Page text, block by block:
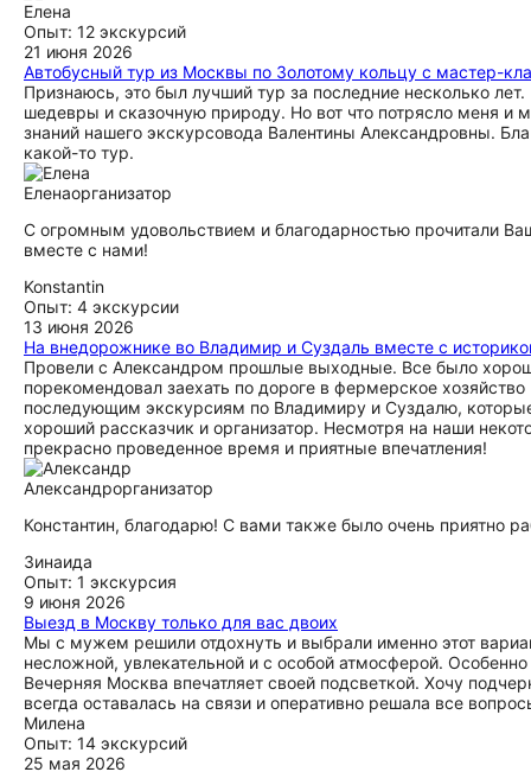
Елена
Опыт: 12 экскурсий
21 июня 2026
Автобусный тур из Москвы по Золотому кольцу с мастер-
Признаюсь, это был лучший тур за последние несколько
шедевры и сказочную природу. Но вот что потрясло меня и
знаний нашего экскурсовода Валентины Александровны.
какой-то тур.
Еленаорганизатор
С огромным удовольствием и благодарностью прочитали
вместе с нами!
Konstantin
Опыт: 4 экскурсии
13 июня 2026
На внедорожнике во Владимир и Суздаль вместе с
Провели с Александром прошлые выходные. Все было
порекомендовал заехать по дороге в фермерское
последующим экскурсиям по Владимиру и Суздалю,
хороший рассказчик и организатор. Несмотря на наши
прекрасно проведенное время и приятные впечатления!
Александрорганизатор
Константин, благодарю! С вами также было очень приятно
Зинаида
Опыт: 1 экскурсия
9 июня 2026
Выезд в Москву только для вас двоих
Мы с мужем решили отдохнуть и выбрали именно этот
несложной, увлекательной и с особой атмосферой.
Вечерняя Москва впечатляет своей подсветкой. Хочу
всегда оставалась на связи и оперативно решала все
Милена
Опыт: 14 экскурсий
25 мая 2026